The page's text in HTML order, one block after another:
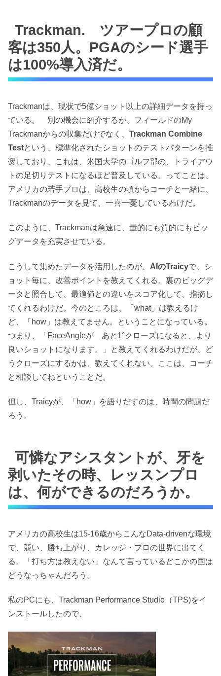
Trackman. ツアープロの顧
客は350人。PGAのシード選手
は100%導入済だ。
Trackmanは、現状で5億ショット以上の詳細データを持っ
ている。 別の機会に紹介するが、フィールドのMy
Trackmanからの収集だけでなく、 Trackman Combine
Testという、標準化されたショットのテストパターンを推
奨しており、これは、米国大学のゴルフ部の、トライアウ
トの足切りテストになるほど普及している。ってことは、
アメリカの若手プロは、高校生の頃からコーチと一緒に、
Trackmanのデータを見て、一喜一憂しているわけだ。
このように、Trackmanは急速に、量的にも質的にもビッ
グデータを充実させている。
こうして集めたデータを活用したのが、 AIのTraicyで、シ
ョット毎に、改善ポイントを教えてくれる。裏のビッグデ
ータと照合して、最適値との違いをスコア化して、指摘し
てくれるわけだ。今のところは、「what」は教えるけ
ど、「how」は教えてません。ということになっている。
つまり、「FaceAngleが あと1°クローズになると、より
良いショットになります。」と教えてくれるわけだが、ど
うクローズにするかは、教えてくれない。ここは、コーチ
と相談してねということだ。
但し、Traicyが、「how」を語りだすのは、時間の問題だ
ろう。
可憐なアシスタントが、牙を
剥いたその時、レッスンプロ
は、何ができるのだろうか。
アメリカの高校生は15-16歳からこんなData-drivenな環境
で、競い、勝ち上がり、カレッジ・プロの世界に出てく
る。「打ち方は教えない」なんて言っているどこかの国は
どうなっちゃんだろう。
私のPCにも、Trackman Performance Studio（TPS)をイ
ンストールしたので、